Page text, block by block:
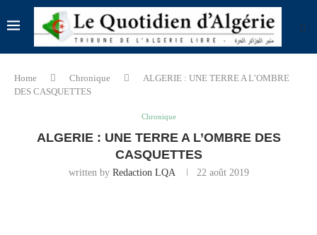
Home Chronique
ALGERIE : UNE TERRE A L’OMBRE
DES CASQUETTES
Chronique
ALGERIE : UNE TERRE A L’OMBRE DES
CASQUETTES
written by Redaction LQA 22 août 2019